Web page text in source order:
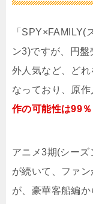
「SPY×FAMILY(
ン3)ですが、円
外人気など、ど
なっており、原
作の可能性は99
アニメ3期(シー
が続いて、ファ
が、豪華客船編